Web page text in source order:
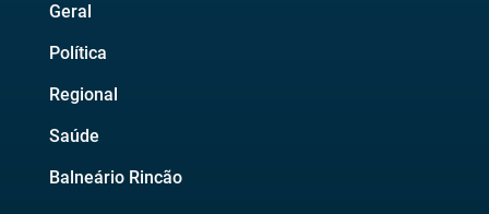
Geral
Política
Regional
Saúde
Balneário Rincão